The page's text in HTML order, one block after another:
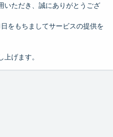
いただき、誠にありがとうござ
をもちましてサービスの提供を
げます。